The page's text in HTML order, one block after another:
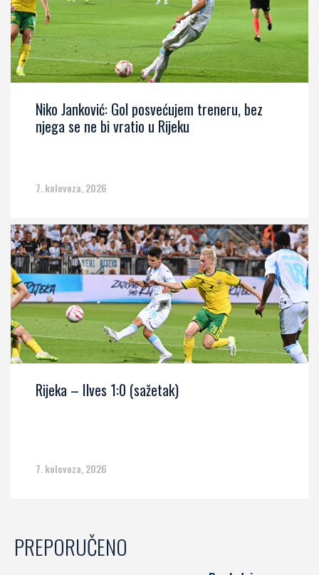
Niko Janković: Gol posvećujem treneru, bez
njega se ne bi vratio u Rijeku
7. kolovoza, 2026
Rijeka – Ilves 1:0 (sažetak)
7. kolovoza, 2026
PREPORUČENO